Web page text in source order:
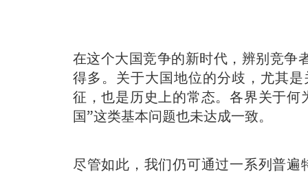
在这个大国竞争的新时代，辨别竞争
得多。关于大国地位的分歧，尤其
征，也是历史上的常态。各界关于
国”这类基本问题也未达成一致。
尽管如此，我们仍可通过一系列普